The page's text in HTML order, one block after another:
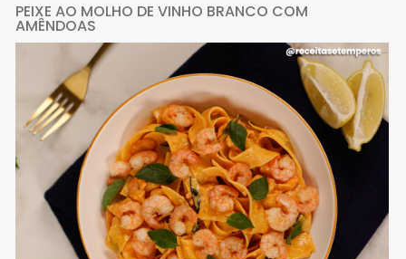
PEIXE AO MOLHO DE VINHO BRANCO COM
AMÊNDOAS